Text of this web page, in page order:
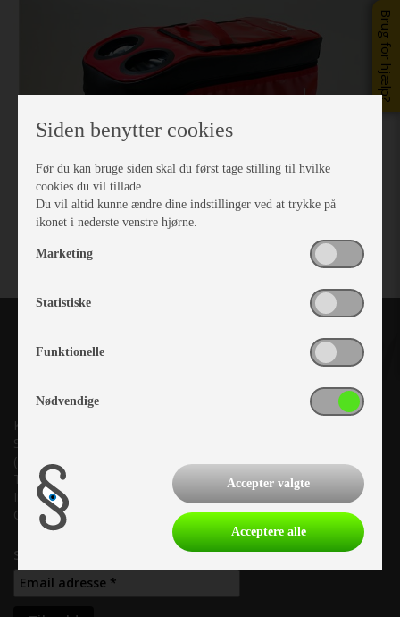
Brug for hjælp?
Kronjyllands Camping Center A/S
Suderholmen 10, 8960 Randers SØ
(Lige ud til Grenåvej)
Tlf. +45 87 10 98 70
Info@as-kcc.dk
CVR: 33 38 77 33
Samtykke til nyhedsbrev
Siden benytter cookies
Før du kan bruge siden skal du først tage stilling til hvilke
cookies du vil tillade.
Du vil altid kunne ændre dine indstillinger ved at trykke på
ikonet i nederste venstre hjørne.
Marketing
Statistiske
Funktionelle
Nødvendige
Accepter valgte
Acceptere alle